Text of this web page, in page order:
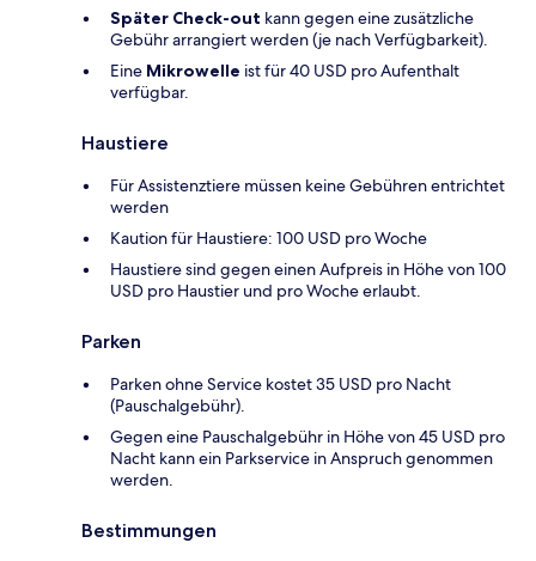
Später Check-out kann gegen eine zusätzliche
Gebühr arrangiert werden (je nach Verfügbarkeit).
Eine Mikrowelle ist für 40 USD pro Aufenthalt
verfügbar.
Haustiere
Für Assistenztiere müssen keine Gebühren entrichtet
werden
Kaution für Haustiere: 100 USD pro Woche
Haustiere sind gegen einen Aufpreis in Höhe von 100
USD pro Haustier und pro Woche erlaubt.
Parken
Parken ohne Service kostet 35 USD pro Nacht
(Pauschalgebühr).
Gegen eine Pauschalgebühr in Höhe von 45 USD pro
Nacht kann ein Parkservice in Anspruch genommen
werden.
Bestimmungen